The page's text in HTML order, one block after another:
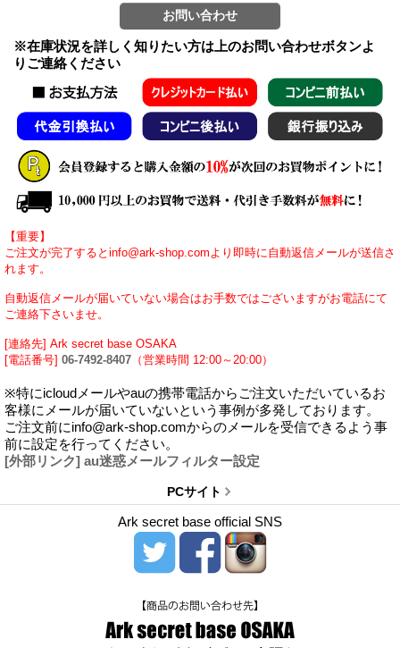
※在庫状況を詳しく知りたい方は上のお問い合わせボタンよ
りご連絡ください
【重要】
ご注文が完了するとinfo@ark-shop.comより即時に自動返信メールが送信さ
れます。
自動返信メールが届いていない場合はお手数ではございますがお電話にて
ご連絡下さいませ。
[連絡先] Ark secret base OSAKA
[電話番号] 06-7492-8407 （営業時間 12:00～20:00）
※特にicloudメールやauの携帯電話からご注文いただいているお
客様にメールが届いていないという事例が多発しております。
ご注文前にinfo@ark-shop.comからのメールを受信できるよう事
前に設定を行ってください。
[外部リンク] au迷惑メールフィルター設定
PCサイト
Ark secret base official SNS